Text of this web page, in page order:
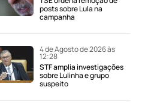
posts sobre Lula na
campanha
4 de Agosto de 2026 às
12:28
STF amplia investigações
sobre Lulinha e grupo
suspeito